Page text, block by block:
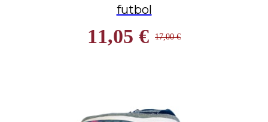
futbol
17,00 €
11,05 €